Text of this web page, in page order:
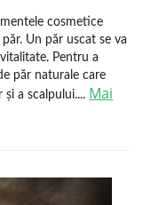
cosmetice
Un păr uscat se va
Pentru a
păr naturale care
a scalpului.... Mai